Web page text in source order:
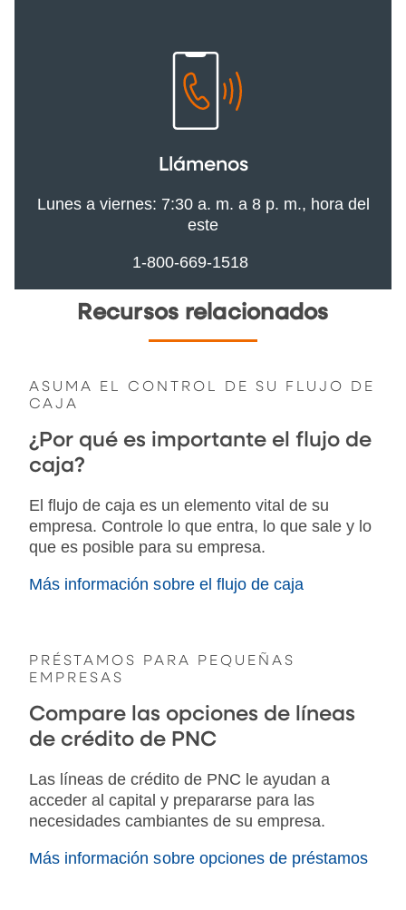
Llámenos
Lunes a viernes: 7:30 a. m. a 8 p. m., hora del
este
1-800-669-1518
Recursos relacionados
ASUMA EL CONTROL DE SU FLUJO DE
CAJA
¿Por qué es importante el flujo de
caja?
El flujo de caja es un elemento vital de su
empresa. Controle lo que entra, lo que sale y lo
que es posible para su empresa.
Más información sobre el flujo de caja
PRÉSTAMOS PARA PEQUEÑAS
EMPRESAS
Compare las opciones de líneas
de crédito de PNC
Las líneas de crédito de PNC le ayudan a
acceder al capital y prepararse para las
necesidades cambiantes de su empresa.
Más información sobre opciones de préstamos